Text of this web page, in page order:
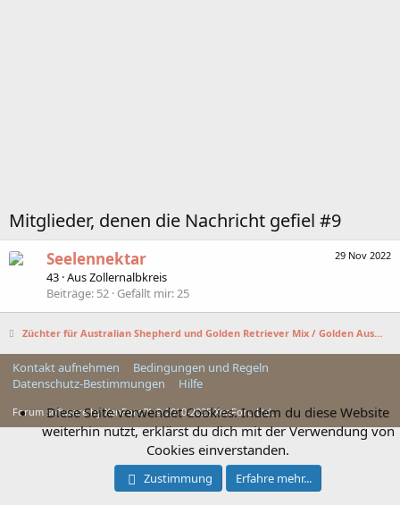
Mitglieder, denen die Nachricht gefiel #9
29 Nov 2022
Seelennektar
43 ·AusZollernalbkreis
Beiträge 52 Gefällt mir 25
Züchter für Australian Shepherd und Golden Retriever Mix / Golden Aussies gesucht
Kontakt aufnehmen
Bedingungen und Regeln
Datenschutz-Bestimmungen
Hilfe
Forum software by XenForo™ © 2010-2025 XenForo Ltd.
Diese Seite verwendet Cookies. Indem du diese Website
weiterhin nutzt, erklärst du dich mit der Verwendung von
Cookies einverstanden.
Zustimmung Erfahre mehr...